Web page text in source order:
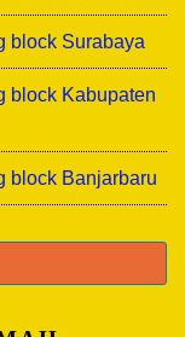
block Surabaya
block Kabupaten
block Banjarbaru